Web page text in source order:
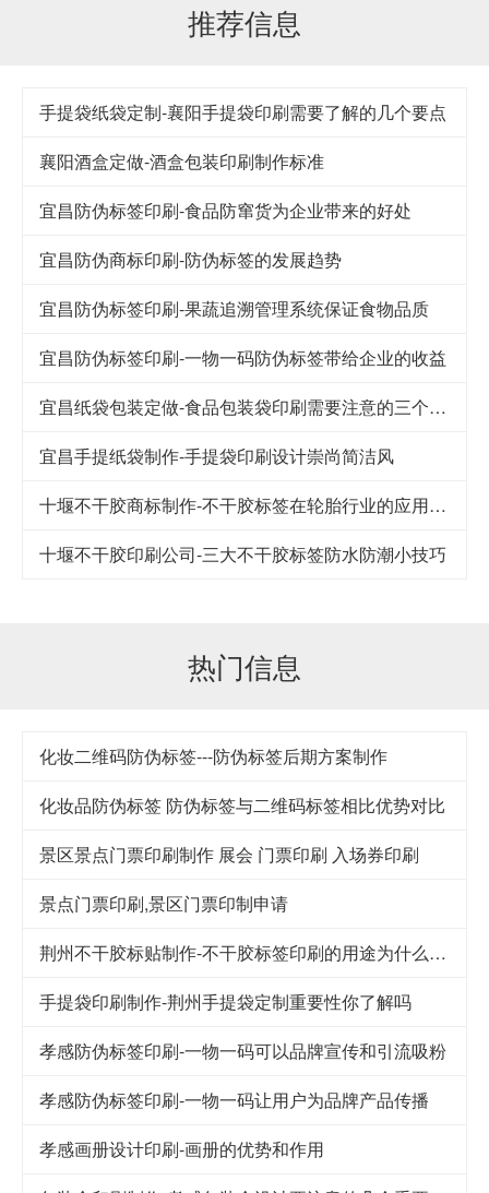
推荐信息
手提袋纸袋定制-襄阳手提袋印刷需要了解的几个要点
襄阳酒盒定做-酒盒包装印刷制作标准
宜昌防伪标签印刷-食品防窜货为企业带来的好处
宜昌防伪商标印刷-防伪标签的发展趋势
宜昌防伪标签印刷-果蔬追溯管理系统保证食物品质
宜昌防伪标签印刷-一物一码防伪标签带给企业的收益
宜昌纸袋包装定做-食品包装袋印刷需要注意的三个细节
宜昌手提纸袋制作-手提袋印刷设计崇尚简洁风
十堰不干胶商标制作-不干胶标签在轮胎行业的应用及其发展
十堰不干胶印刷公司-​三大不干胶标签防水防潮小技巧
热门信息
化妆二维码防伪标签---防伪标签后期方案制作
化妆品防伪标签 防伪标签与二维码标签相比优势对比
景区景点门票印刷制作 展会 门票印刷 入场券印刷
景点门票印刷,景区门票印制申请
荆州不干胶标贴制作-不干胶标签印刷的用途为什么这么广泛
手提袋印刷制作-荆州手提袋定制重要性你了解吗
孝感防伪标签印刷-一物一码可以品牌宣传和引流吸粉
孝感防伪标签印刷-一物一码让用户为品牌产品传播
孝感画册设计印刷-画册的优势和作用